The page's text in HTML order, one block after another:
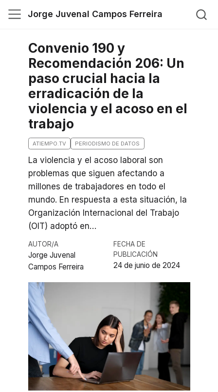
Jorge Juvenal Campos Ferreira
Convenio 190 y
Recomendación 206: Un
paso crucial hacia la
erradicación de la
violencia y el acoso en el
trabajo
ATIEMPO.TV PERIODISMO DE DATOS
La violencia y el acoso laboral son
problemas que siguen afectando a
millones de trabajadores en todo el
mundo. En respuesta a esta situación, la
Organización Internacional del Trabajo
(OIT) adoptó en…
AUTOR/A
Jorge Juvenal
Campos Ferreira
FECHA DE
PUBLICACIÓN
24 de junio de 2024